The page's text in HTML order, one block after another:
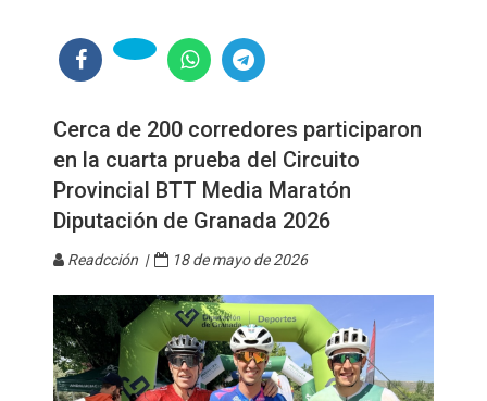
Cerca de 200 corredores participaron
en la cuarta prueba del Circuito
Provincial BTT Media Maratón
Diputación de Granada 2026
Readcción | 18 de mayo de 2026